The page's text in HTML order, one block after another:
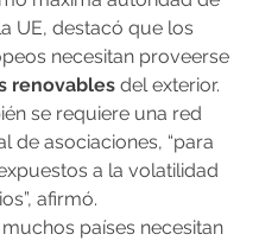
UE, destacó que los
necesitan proveerse
renovables del exterior.
se requiere una red
de asociaciones, “para
a la volatilidad
afirmó.
países necesitan